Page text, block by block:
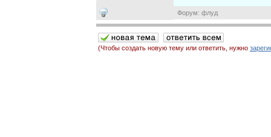
Форум: флуд
(Чтобы создать новую тему или ответить, нужно